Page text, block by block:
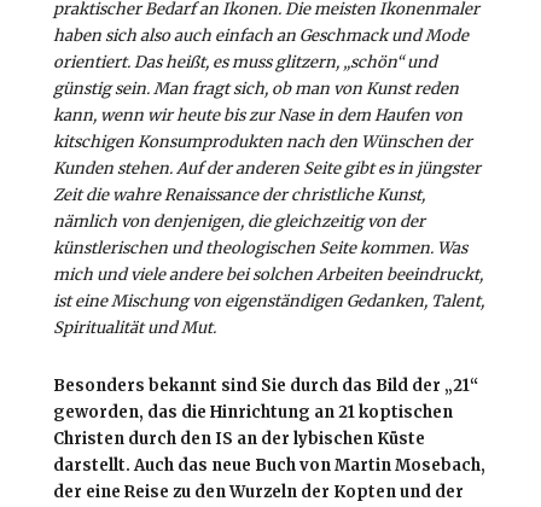
praktischer Bedarf an Ikonen. Die meisten Ikonenmaler
haben sich also auch einfach an Geschmack und Mode
orientiert. Das heißt, es muss glitzern, „schön“ und
günstig sein. Man fragt sich, ob man von Kunst reden
kann, wenn wir heute bis zur Nase in dem Haufen von
kitschigen Konsumprodukten nach den Wünschen der
Kunden stehen. Auf der anderen Seite gibt es in jüngster
Zeit die wahre Renaissance der christliche Kunst,
nämlich von denjenigen, die gleichzeitig von der
künstlerischen und theologischen Seite kommen. Was
mich und viele andere bei solchen Arbeiten beeindruckt,
ist eine Mischung von eigenständigen Gedanken, Talent,
Spiritualität und Mut.
Besonders bekannt sind Sie durch das Bild der „21“
geworden, das die Hinrichtung an 21 koptischen
Christen durch den IS an der lybischen Küste
darstellt. Auch das neue Buch von Martin Mosebach,
der eine Reise zu den Wurzeln der Kopten und der